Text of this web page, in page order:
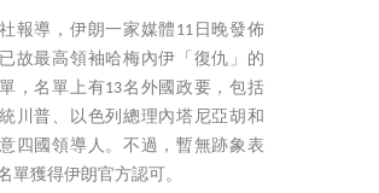
報導，伊朗一家媒體11日晚發佈
故最高領袖哈梅內伊「復仇」的
，名單上有13名外國政要，包括
川普、以色列總理內塔尼亞胡和
四國領導人。不過，暫無跡象表
單獲得伊朗官方認可。